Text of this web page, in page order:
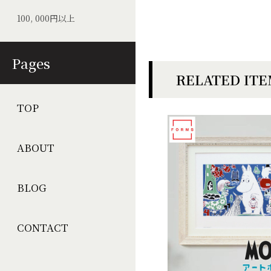
Pages
TOP
ABOUT
BLOG
CONTACT
100, 000円以上
RELATED